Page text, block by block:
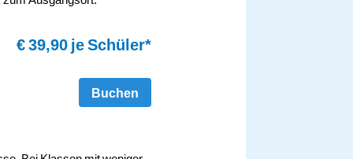
€ 39,90 je Schüler*
Buchen